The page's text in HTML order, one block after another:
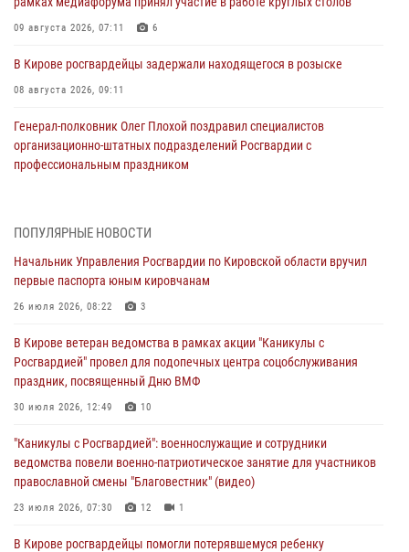
09 августа 2026, 07:11 6
В Кирове росгвардейцы задержали находящегося в розыске
08 августа 2026, 09:11
Генерал-полковник Олег Плохой поздравил специалистов
организационно-штатных подразделений Росгвардии с
профессиональным праздником
Начальник областного Управления вневедомственной охраны
развития этого подразделения Росгвардии (видео)
07 августа 2026, 08:48 8
инструмента
07 августа 2026, 08:39
В Кирово-Чепецке росгвардейцы задержали подозреваемого в
06 августа 2026, 07:00
Губернатор Кировской области Александр Соколов вручил
почетные знаки и грамоты росгвардейцам (видео)
ПОПУЛЯРНЫЕ НОВОСТИ
Начальник Управления Росгвардии по Кировской области вручил
первые паспорта юным кировчанам
26 июля 2026, 08:22 3
В Кирове ветеран ведомства в рамках акции "Каникулы с
Росгвардией" провел для подопечных центра соцобслуживания
праздник, посвященный Дню ВМФ
30 июля 2026, 12:49 10
"Каникулы с Росгвардией": военнослужащие и сотрудники
ведомства повели военно-патриотическое занятие для участников
православной смены "Благовестник" (видео)
23 июля 2026, 07:30 12 1
В Кирове росгвардейцы помогли потерявшемуся ребенку